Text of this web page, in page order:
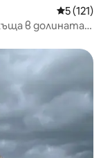
Средна
5 (121)
в долината